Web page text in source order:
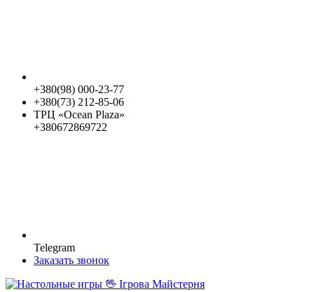
+380(98) 000-23-77
+380(73) 212-85-06
ТРЦ «Ocean Plaza»
+380672869722
Telegram
Заказать звонок